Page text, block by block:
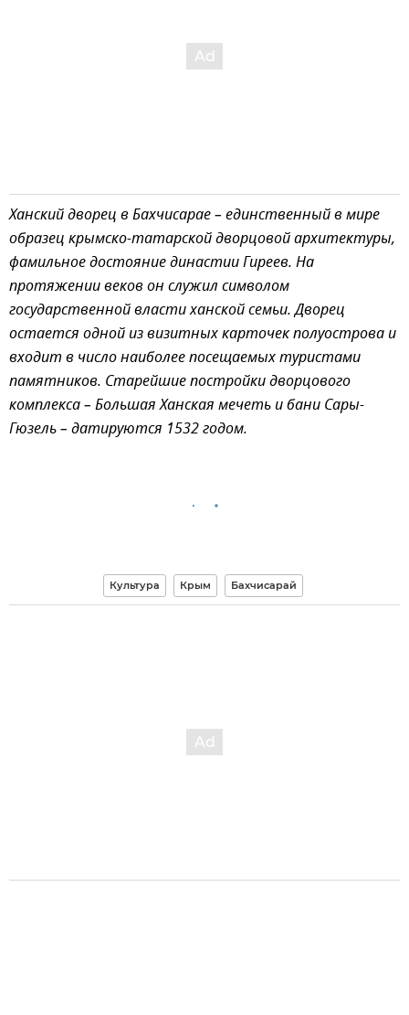
Ханский дворец в Бахчисарае – единственный в мире
образец крымско-татарской дворцовой архитектуры,
фамильное достояние династии Гиреев. На
протяжении веков он служил символом
государственной власти ханской семьи. Дворец
остается одной из визитных карточек полуострова и
входит в число наиболее посещаемых туристами
памятников. Старейшие постройки дворцового
комплекса – Большая Ханская мечеть и бани Сары-
Гюзель – датируются 1532 годом.
Культура Крым Бахчисарай